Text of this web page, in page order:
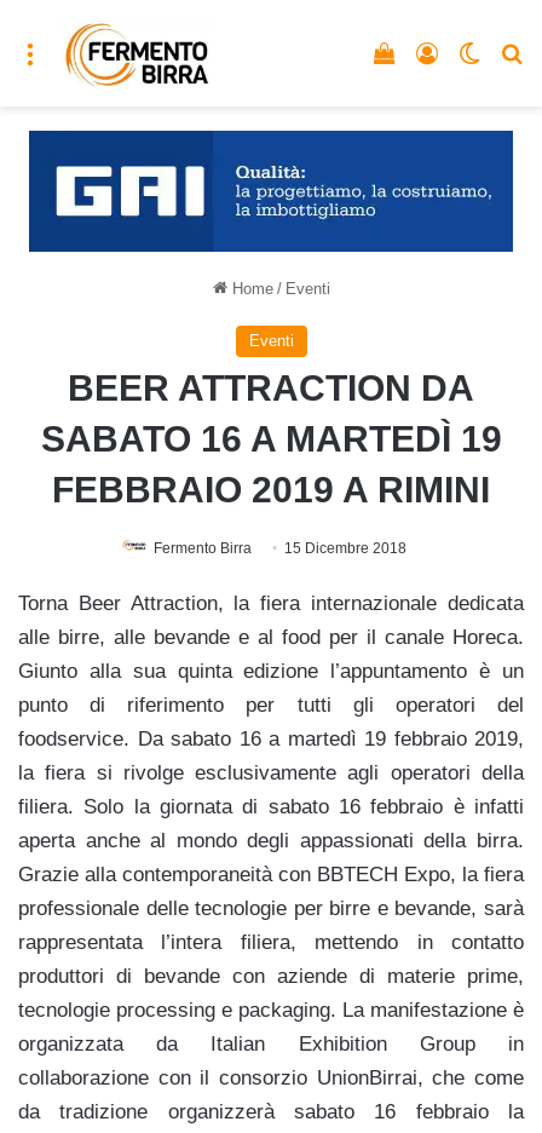
Menu Accedi
Vedi il carrello
Home / Eventi
Eventi
BEER ATTRACTION DA
SABATO 16 A MARTEDÌ 19
FEBBRAIO 2019 A RIMINI
Fermento Birra 15 Dicembre 2018
Torna Beer Attraction, la fiera internazionale dedicata
alle birre, alle bevande e al food per il canale Horeca.
Giunto alla sua quinta edizione l’appuntamento è un
punto di riferimento per tutti gli operatori del
foodservice. Da sabato 16 a martedì 19 febbraio 2019,
la fiera si rivolge esclusivamente agli operatori della
filiera. Solo la giornata di sabato 16 febbraio è infatti
aperta anche al mondo degli appassionati della birra.
Grazie alla contemporaneità con BBTECH Expo, la fiera
professionale delle tecnologie per birre e bevande, sarà
rappresentata l’intera filiera, mettendo in contatto
produttori di bevande con aziende di materie prime,
tecnologie processing e packaging. La manifestazione è
organizzata da Italian Exhibition Group in
collaborazione con il consorzio UnionBirrai, che come
da tradizione organizzerà sabato 16 febbraio la